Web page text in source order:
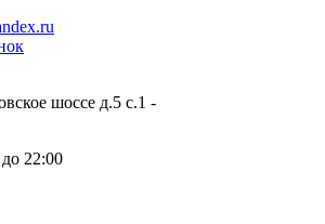
шоссе д.5 с.1 -
22:00